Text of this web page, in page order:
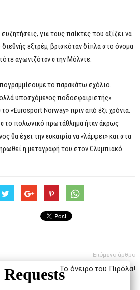
για τους παίκτες που αξίζει να
εξτρέμ, βρισκόταν δίπλα στο όνομα
αγωνιζόταν στην Μόλντε.
το παρακάτω σχόλιο.
υποσχόμενος ποδοσφαιριστής»
«Eurosport Norway» πριν από έξι χρόνια.
πολωνικό πρωτάθλημα ήταν άκρως
θα έχει την ευκαιρία να «λάμψει» και στα
η μεταγραφή του στον Ολυμπιακό.
Επόμενο άρθρο
Το όνειρο του Πιρόλα!